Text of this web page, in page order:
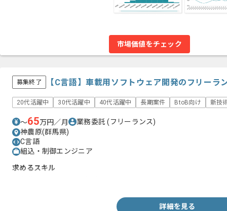
市場価値をチェック
募集終了 【C言語】車載用ソフトウェア開発のフリーラ
20代活躍中 30代活躍中 40代活躍中 長期案件 BtoB向け 新技
〜65万円／月 業務委託(フリーランス)
神農原(群馬県)
C言語
組込・制御エンジニア
求めるスキル
詳細を見る